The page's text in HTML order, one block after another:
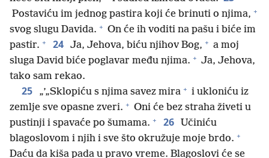
Postaviću im jednog pastira koji će brinuti o njima, +
svog slugu Davida. + On će ih voditi na pašu i biće im
pastir. + 24 Ja, Jehova, biću njihov Bog, + a moj
sluga David biće poglavar među njima. + Ja, Jehova,
tako sam rekao.
25 „’„Sklopiću s njima savez mira + i ukloniću iz
zemlje sve opasne zveri. + Oni će bez straha živeti u
pustinji i spavaće po šumama. + 26
Učiniću
blagoslovom i njih i sve što okružuje moje brdo. +
Daću da kiša pada u pravo vreme. Blagoslovi će se